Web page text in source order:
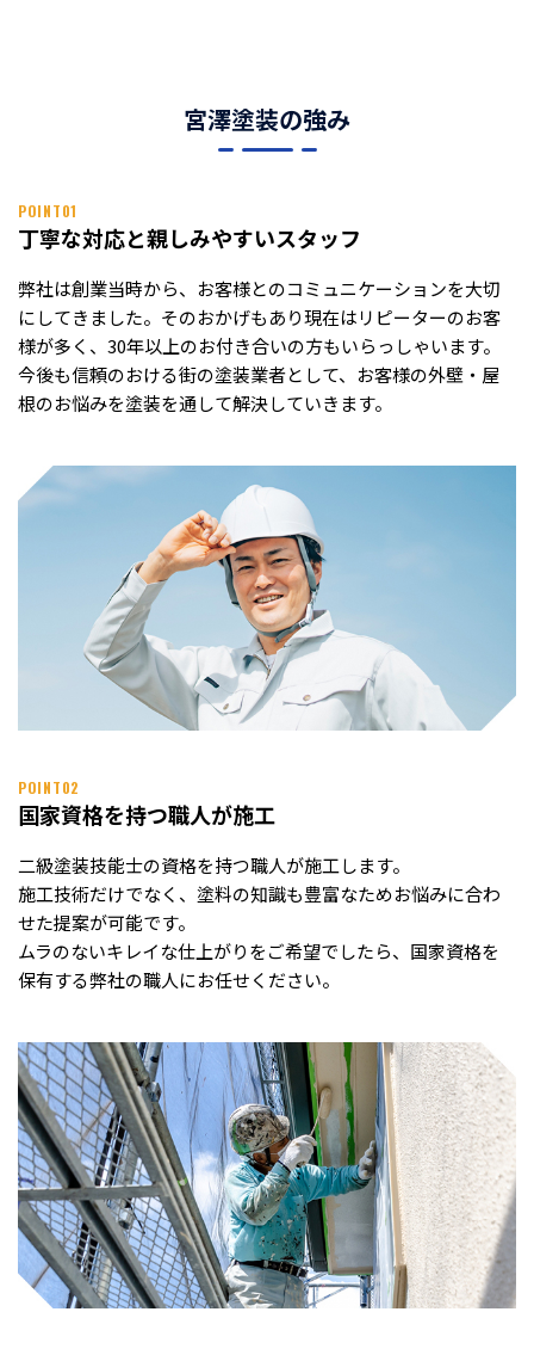
宮澤塗装の強み
POINT01
丁寧な対応と親しみやすいスタッフ
弊社は創業当時から、お客様とのコミュニケーションを大切
にしてきました。そのおかげもあり現在はリピーターのお客
様が多く、30年以上のお付き合いの方もいらっしゃいます。
今後も信頼のおける街の塗装業者として、お客様の外壁・屋
根のお悩みを塗装を通して解決していきます。
POINT02
国家資格を持つ職人が施工
二級塗装技能士の資格を持つ職人が施工します。
施工技術だけでなく、塗料の知識も豊富なためお悩みに合わ
せた提案が可能です。
ムラのないキレイな仕上がりをご希望でしたら、国家資格を
保有する弊社の職人にお任せください。